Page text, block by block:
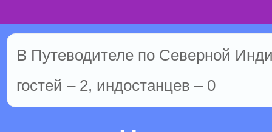
В Путеводителе по Северной
гостей – 2, индостанцев – 0